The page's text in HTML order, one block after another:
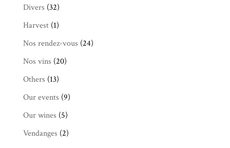
Divers (32)
Harvest(1)
Nos rendez-vous (24)
Nos vins (20)
Others (13)
Our events (9)
Our wines (5)
Vendanges (2)